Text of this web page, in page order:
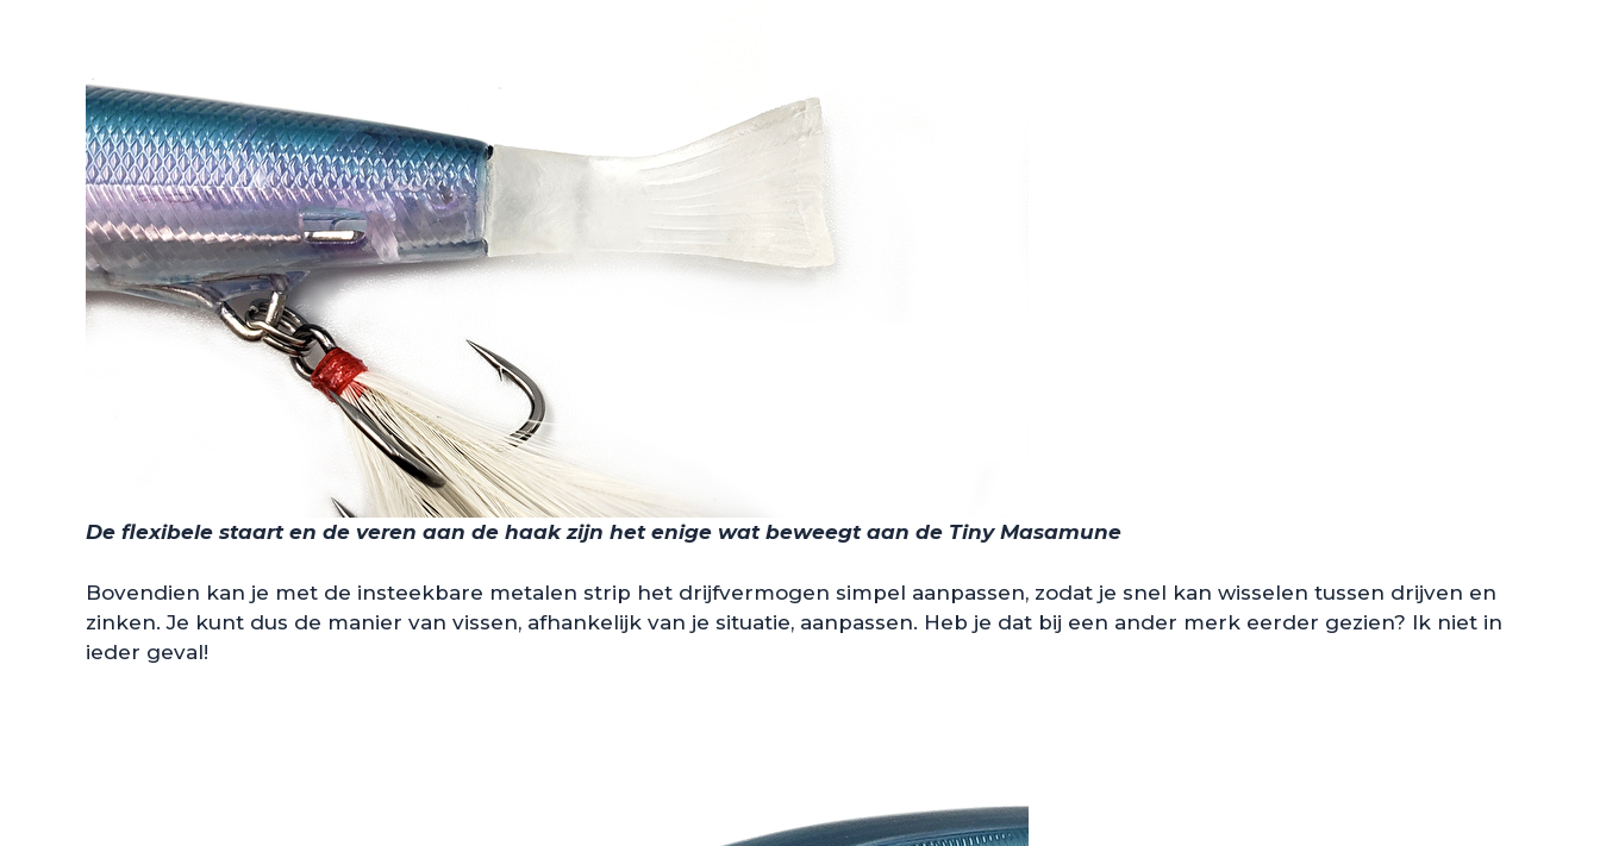
De flexibele staart en de veren aan de haak zijn het enige wat beweegt aan de Tiny Masamune
Bovendien kan je met de insteekbare metalen strip het drijfvermogen simpel aanpassen, zodat je snel kan wisselen tussen drijven en
zinken. Je kunt dus de manier van vissen, afhankelijk van je situatie, aanpassen. Heb je dat bij een ander merk eerder gezien? Ik niet in
ieder geval!